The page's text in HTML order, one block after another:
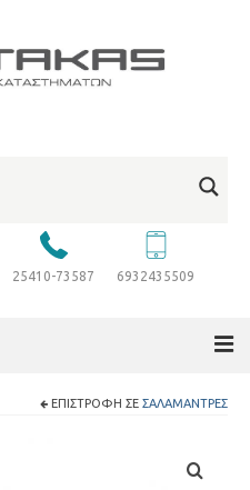
25410-73587 6932435509
ΕΠΙΣΤΡΟΦΉ ΣΕ ΣΑΛΑΜΆΝΤΡΕΣ